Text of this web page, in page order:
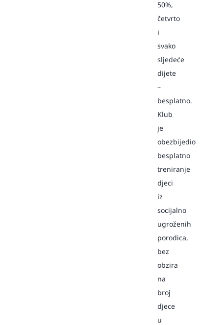
50%,
četvrto
i
svako
sljedeće
dijete
–
besplatno.
Klub
je
obezbijedio
besplatno
treniranje
djeci
iz
socijalno
ugroženih
porodica,
bez
obzira
na
broj
djece
u